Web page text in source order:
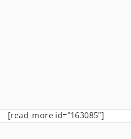
[read_more id="163085"]